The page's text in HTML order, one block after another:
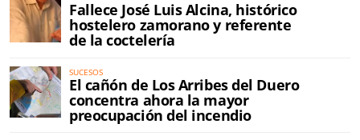
Fallece José Luis Alcina, histórico
hostelero zamorano y referente
de la coctelería
SUCESOS
El cañón de Los Arribes del Duero
concentra ahora la mayor
preocupación del incendio